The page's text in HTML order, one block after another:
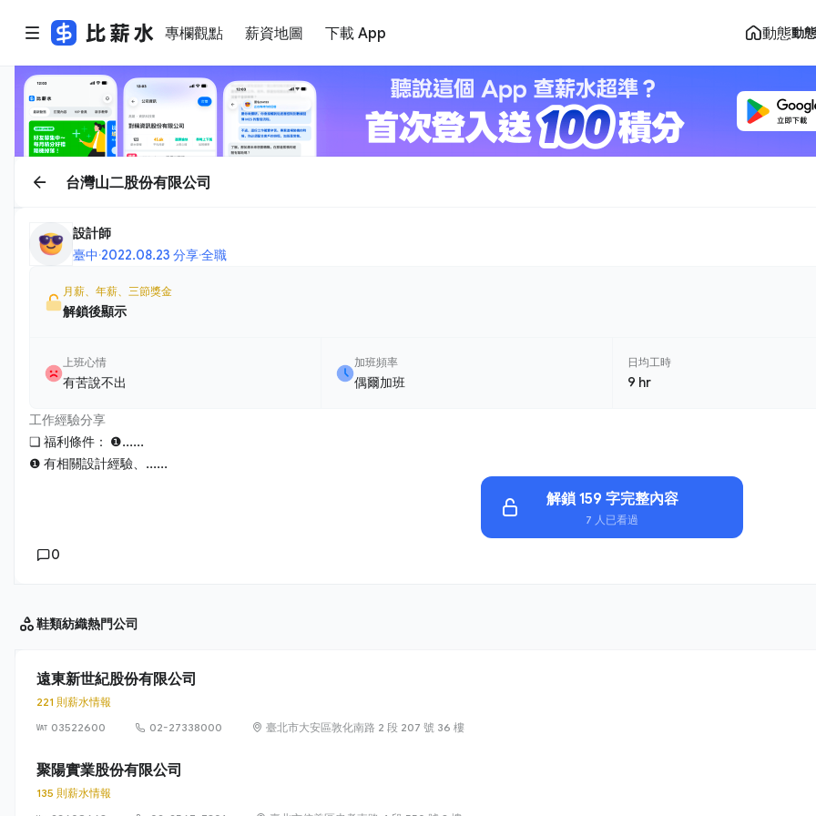
專欄觀點 薪資地圖 下載 App 動態動態
台灣山二股份有限公司
設計師
臺中·2022.08.23 分享·全職
月薪、年薪、三節獎金
解鎖後顯示
上班心情
有苦說不出
加班頻率
偶爾加班
日均工時
9 hr
工作經驗分享
❏ 福利條件： ❶......
❶ 有相關設計經驗、......
解鎖 159 字完整內容
7 人已看過
0
鞋類紡織熱門公司
遠東新世紀股份有限公司
221 則薪水情報
03522600
02-27338000 臺北市大安區敦化南路 2 段 207 號 36 樓
聚陽實業股份有限公司
135 則薪水情報